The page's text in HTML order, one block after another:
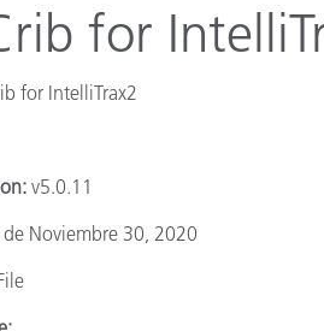
for
for IntelliTrax2
v5.0.11
de Noviembre 30, 2020